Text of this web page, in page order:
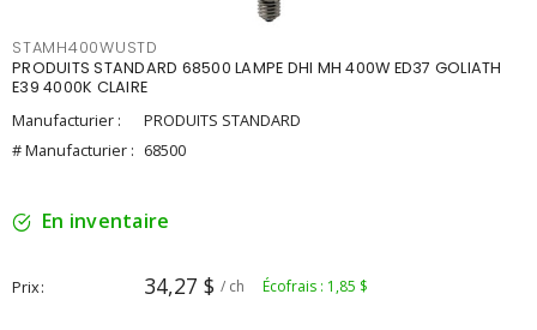
STAMH400WUSTD
PRODUITS STANDARD 68500 LAMPE DHI MH 400W ED37 GOLIATH
E39 4000K CLAIRE
Manufacturier :
PRODUITS STANDARD
# Manufacturier : 68500
En inventaire
Prix 34,27 $ / ch Écofrais : 1,85 $